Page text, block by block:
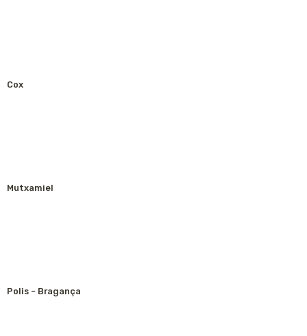
Cox
Mutxamiel
Polis - Bragança